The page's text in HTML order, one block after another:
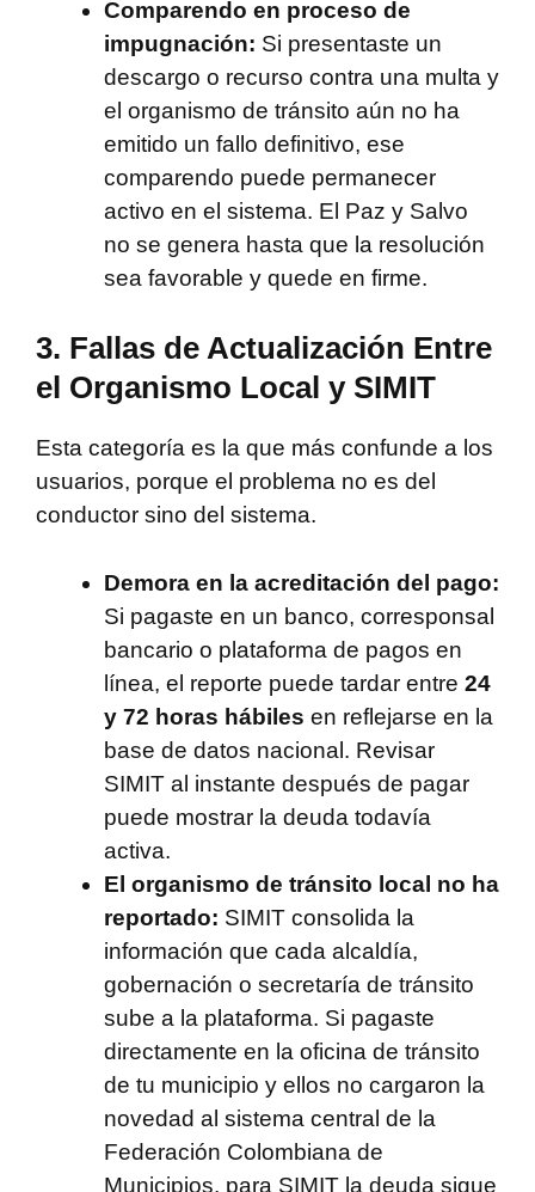
Comparendo en proceso de
impugnación: Si presentaste un
descargo o recurso contra una multa y
el organismo de tránsito aún no ha
emitido un fallo definitivo, ese
comparendo puede permanecer
activo en el sistema. El Paz y Salvo
no se genera hasta que la resolución
sea favorable y quede en firme.
3. Fallas de Actualización Entre
el Organismo Local y SIMIT
Esta categoría es la que más confunde a los
usuarios, porque el problema no es del
conductor sino del sistema.
Demora en la acreditación del pago:
Si pagaste en un banco, corresponsal
bancario o plataforma de pagos en
línea, el reporte puede tardar entre 24
y 72 horas hábiles en reflejarse en la
base de datos nacional. Revisar
SIMIT al instante después de pagar
puede mostrar la deuda todavía
activa.
El organismo de tránsito local no ha
reportado: SIMIT consolida la
información que cada alcaldía,
gobernación o secretaría de tránsito
sube a la plataforma. Si pagaste
directamente en la oficina de tránsito
de tu municipio y ellos no cargaron la
novedad al sistema central de la
Federación Colombiana de
Municipios, para SIMIT la deuda sigue